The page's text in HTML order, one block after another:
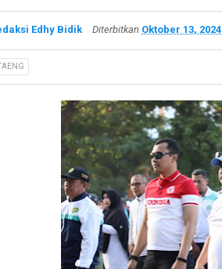
Edhy Bidik Diterbitkan Oktober 13, 2024